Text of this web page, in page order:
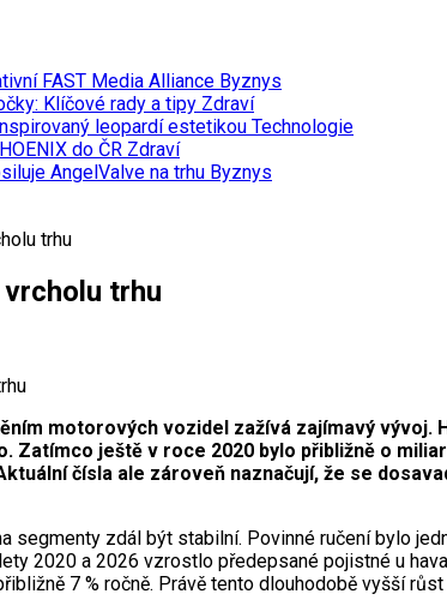
FAST Media Alliance Byznys
Klíčové rady a tipy Zdraví
leopardí estetikou Technologie
do ČR Zdraví
AngelValve na trhu Byznys
trhu
trhu
motorových vozidel zažívá zajímavý
Zatímco ještě v roce 2020 bylo přibližně o
čísla ale zároveň naznačují, že se
zdál být stabilní. Povinné ručení bylo
2020 a 2026 vzrostlo předepsané pojistné u
7 % ročně. Právě tento dlouhodobě vyšší